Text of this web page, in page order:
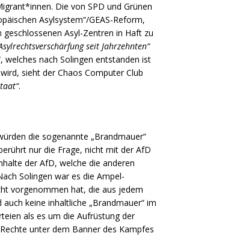
Die von SPD und Grünen
Asylsystem“/GEAS-Reform,
Asyl-Zentren in Haft zu
seit Jahrzehnten“
welches nach Solingen entstanden ist
sieht der Chaos Computer Club
.
die sogenannte „Brandmauer“
nur die Frage, nicht mit der AfD
der AfD, welche die anderen
Solingen war es die Ampel-
vorgenommen hat, die aus jedem
keine inhaltliche „Brandmauer“ im
als es um die Aufrüstung der
unter dem Banner des Kampfes